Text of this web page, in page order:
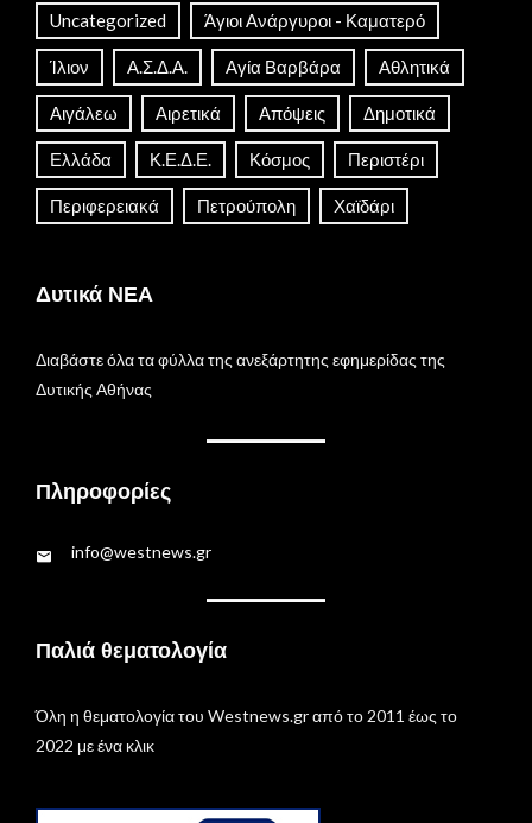
Uncategorized Άγιοι Ανάργυροι - Καματερό
Ίλιον Α.Σ.Δ.Α. Αγία Βαρβάρα Αθλητικά
Αιγάλεω Αιρετικά Απόψεις Δημοτικά
Ελλάδα Κ.Ε.Δ.Ε. Κόσμος Περιστέρι
Περιφερειακά Πετρούπολη Χαϊδάρι
Δυτικά ΝΕΑ
Διαβάστε όλα τα φύλλα της ανεξάρτητης εφημερίδας της
Δυτικής Αθήνας
Πληροφορίες
info@westnews.gr
Παλιά θεματολογία
Όλη η θεματολογία του Westnews.gr από το 2011 έως το
2022 με ένα κλικ